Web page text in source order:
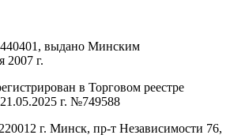
выдано Минским
2007 г.
в Торговом реестре
г. №749588
г. Минск, пр-т Независимости 76,